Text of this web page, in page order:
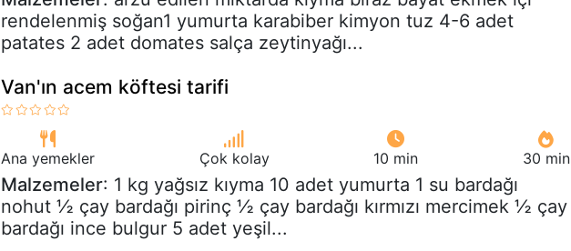
rendelenmiş soğan1 yumurta karabiber kimyon tuz 4-6 adet
patates 2 adet domates salça zeytinyağı...
Van'ın acem köftesi tarifi
Ana yemekler Çok kolay 10 min 30 min
Malzemeler: 1 kg yağsız kıyma 10 adet yumurta 1 su bardağı
nohut ½ çay bardağı pirinç ½ çay bardağı kırmızı mercimek ½ çay
bardağı ince bulgur 5 adet yeşil...